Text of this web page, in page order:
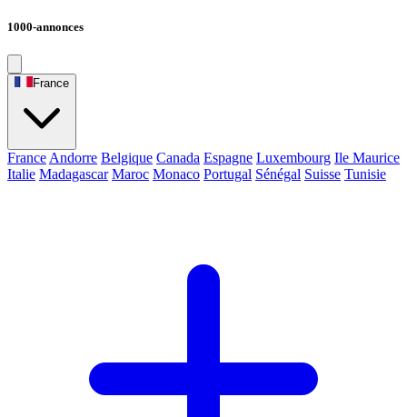
1000-annonces
France
France Andorre Belgique Canada Espagne Luxembourg Ile Maurice
Italie Madagascar Maroc Monaco Portugal Sénégal Suisse Tunisie